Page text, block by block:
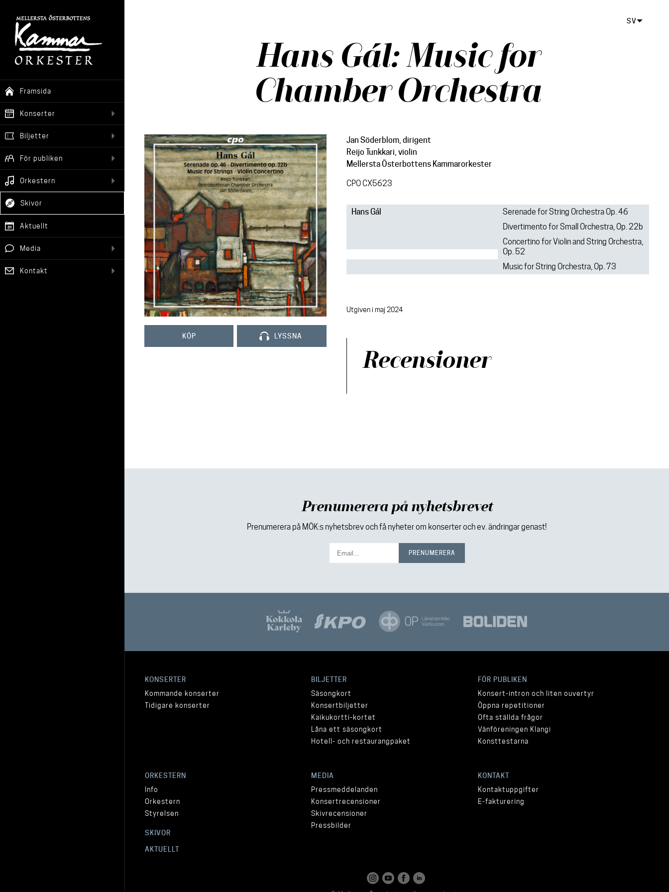
Framsida
Konserter
Biljetter
För publiken
Orkestern
Skivor
Aktuellt
Media
Kontakt
SV
Hans Gál: Music for
Chamber Orchestra
KÖP LYSSNA
Jan Söderblom, dirigent
Reijo Tunkkari, violin
Mellersta Österbottens Kammarorkester
CPO CX5623
Hans Gál
Serenade for String Orchestra Op. 46
Divertimento for Small Orchestra, Op. 22b
Concertino for Violin and String Orchestra,
Op. 52
Music for String Orchestra, Op. 73
Utgiven i maj 2024
Recensioner
Prenumerera på nyhetsbrevet
Prenumerera på MÖK:s nyhetsbrev och få nyheter om konserter och ev. ändringar genast!
KONSERTER
Kommande konserter
Tidigare konserter
BILJETTER
Säsongkort
Konsertbiljetter
Kaikukortti-kortet
Låna ett säsongkort
Hotell- och restaurangpaket
FÖR PUBLIKEN
Konsert-intron och liten ouvertyr
Öppna repetitioner
Ofta ställda frågor
Vänföreningen Klangi
Konsttestarna
ORKESTERN
Info
Orkestern
Styrelsen
SKIVOR
AKTUELLT
MEDIA
Pressmeddelanden
Konsertrecensioner
Skivrecensioner
Pressbilder
KONTAKT
Kontaktuppgifter
E-fakturering